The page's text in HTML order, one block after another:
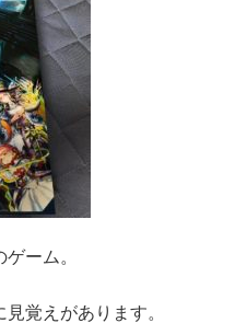
ーム。
覚えがあります。